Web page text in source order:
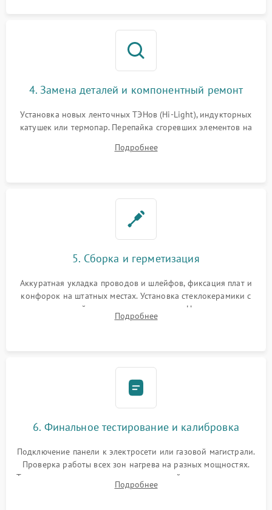
4. Замена деталей и компонентный ремонт
Установка новых ленточных ТЭНов (Hi-Light), индукторных
катушек или термопар. Перепайка сгоревших элементов на
дорожек. Очистка контактов и замена поврежденной
Подробнее
5. Сборка и герметизация
Аккуратная укладка проводов и шлейфов, фиксация плат и
конфорок на штатных местах. Установка стеклокерамики с
проверкой равномерности зазоров. Нанесение
термостойкого герметика или укладка уплотнительной
Подробнее
6. Финальное тестирование и калибровка
Подключение панели к электросети или газовой магистрали.
Проверка работы всех зон нагрева на разных мощностях.
Тестирование сенсорного управления, таймера, индикаторов
остаточного тепла и систем защиты от перегрева.
Подробнее